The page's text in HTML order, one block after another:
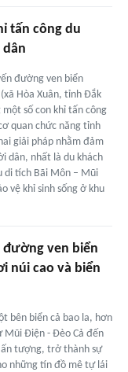
tấn công du
dân
đường ven biển
Hòa Xuân, tỉnh Đắk
số con khỉ tấn công
quan chức năng tỉnh
giải pháp nhằm đảm
dân, nhất là du khách
di tích Bãi Môn – Mũi
vệ khỉ sinh sống ở khu
đường ven biển
núi cao và biển
bên biển cả bao la, hơn
Mũi Điện - Đèo Cả đến
ấn tượng, trở thành sự
những tín đồ mê tự lái